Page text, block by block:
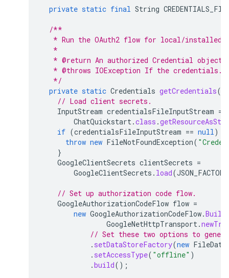
private static final String
/**
* Run the OAuth2 flow for local/installed
   *
   * @return An authorized Credential object.
* @throws IOException If the
   */
private static Credentials getCredentials()
// Load client secrets.
InputStream credentialsFileInputStream =
ChatQuickstart.class .
if (credentialsFileInputStream == null)
throw new FileNotFoundException(
}
GoogleClientSecrets clientSecrets =
GoogleClientSecrets . load(JSON_FACTORY
// Set up authorization code flow.
GoogleAuthorizationCodeFlow flow =
new GoogleAuthorizationCodeFlow.
GoogleNetHttpTransport.
// Set these two options to
. setDataStoreFactory(new
. setAccessType( "offline" )
.build();